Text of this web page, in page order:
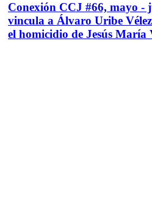
Conexión CCJ #66, mayo -
vincula a Álvaro Uribe
el homicidio de Jesús María